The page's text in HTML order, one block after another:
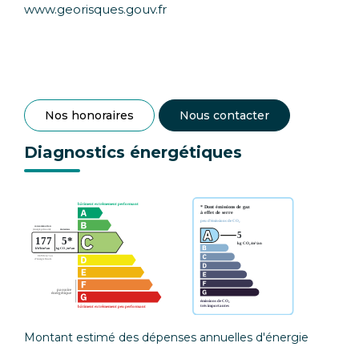
www.georisques.gouv.fr
Nos honoraires Nous contacter
Diagnostics énergétiques
Montant estimé des dépenses annuelles d'énergie